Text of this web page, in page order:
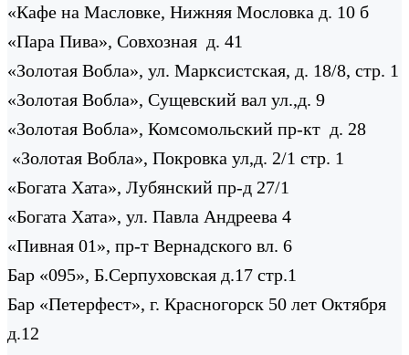
«Кафе на Масловке, Нижняя Мословка д. 10 б
«Пара Пива», Совхозная д. 41
«Золотая Вобла», ул. Марксистская, д. 18/8, стр. 1
«Золотая Вобла», Сущевский вал ул.,д. 9
«Золотая Вобла», Комсомольский пр-кт д. 28
«Золотая Вобла», Покровка ул,д. 2/1 стр. 1
«Богата Хата», Лубянский пр-д 27/1
«Богата Хата», ул. Павла Андреева 4
«Пивная 01», пр-т Вернадского вл. 6
Бар «095», Б.Серпуховская д.17 стр.1
Бар «Петерфест», г. Красногорск 50 лет Октября
д.12